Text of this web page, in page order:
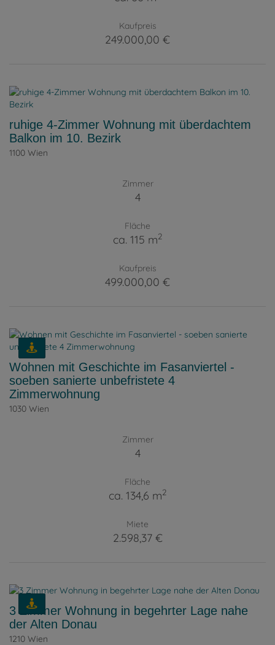
Kaufpreis
249.000,00 €
ruhige 4-Zimmer Wohnung mit überdachtem
Balkon im 10. Bezirk
1100 Wien
Zimmer
4
Fläche
ca. 115 m2
Kaufpreis
499.000,00 €
Wohnen mit Geschichte im Fasanviertel -
soeben sanierte unbefristete 4
Zimmerwohnung
1030 Wien
Zimmer
4
Fläche
ca. 134,6 m2
Miete
2.598,37 €
3 Zimmer Wohnung in begehrter Lage nahe
der Alten Donau
1210 Wien